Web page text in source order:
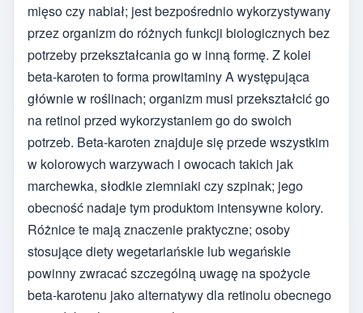
mięso czy nabiał; jest bezpośrednio wykorzystywany
przez organizm do różnych funkcji biologicznych bez
potrzeby przekształcania go w inną formę. Z kolei
beta-karoten to forma prowitaminy A występująca
głównie w roślinach; organizm musi przekształcić go
na retinol przed wykorzystaniem go do swoich
potrzeb. Beta-karoten znajduje się przede wszystkim
w kolorowych warzywach i owocach takich jak
marchewka, słodkie ziemniaki czy szpinak; jego
obecność nadaje tym produktom intensywne kolory.
Różnice te mają znaczenie praktyczne; osoby
stosujące diety wegetariańskie lub wegańskie
powinny zwracać szczególną uwagę na spożycie
beta-karotenu jako alternatywy dla retinolu obecnego